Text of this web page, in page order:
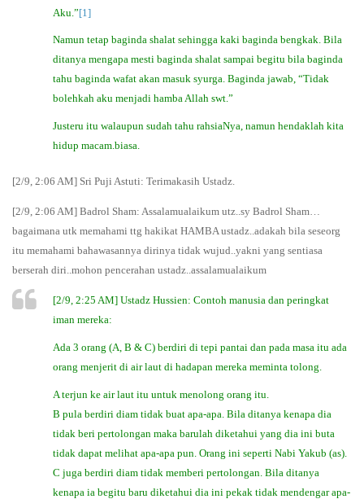
Aku.”[1]
Namun tetap baginda shalat sehingga kaki baginda bengkak. Bila
ditanya mengapa mesti baginda shalat sampai begitu bila baginda
tahu baginda wafat akan masuk syurga. Baginda jawab, “Tidak
bolehkah aku menjadi hamba Allah swt.”
Justeru itu walaupun sudah tahu rahsiaNya, namun hendaklah kita
hidup macam.biasa.
[2/9, 2:06 AM] Sri Puji Astuti: Terimakasih Ustadz.
[2/9, 2:06 AM] Badrol Sham: Assalamualaikum utz..sy Badrol Sham…
bagaimana utk memahami ttg hakikat HAMBA ustadz..adakah bila seseorg
itu memahami bahawasannya dirinya tidak wujud..yakni yang sentiasa
berserah diri..mohon pencerahan ustadz..assalamualaikum
[2/9, 2:25 AM] Ustadz Hussien: Contoh manusia dan peringkat
iman mereka:
Ada 3 orang (A, B & C) berdiri di tepi pantai dan pada masa itu ada
orang menjerit di air laut di hadapan mereka meminta tolong.
A terjun ke air laut itu untuk menolong orang itu.
B pula berdiri diam tidak buat apa-apa. Bila ditanya kenapa dia
tidak beri pertolongan maka barulah diketahui yang dia ini buta
tidak dapat melihat apa-apa pun. Orang ini seperti Nabi Yakub (as).
C juga berdiri diam tidak memberi pertolongan. Bila ditanya
kenapa ia begitu baru diketahui dia ini pekak tidak mendengar apa-